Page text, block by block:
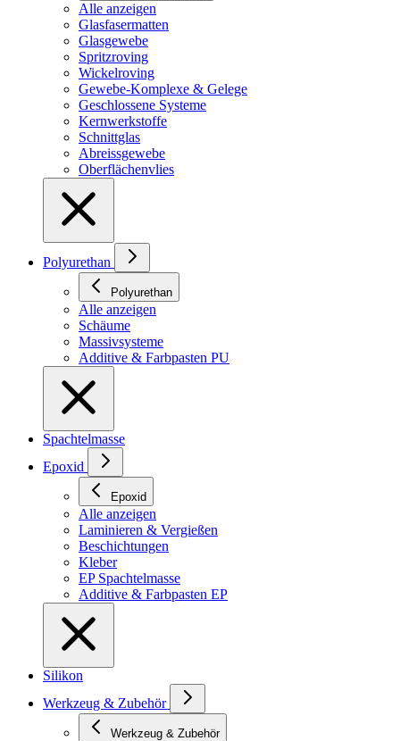
Alle anzeigen
Glasfasermatten
Glasgewebe
Spritzroving
Wickelroving
Gewebe-Komplexe & Gelege
Geschlossene Systeme
Kernwerkstoffe
Schnittglas
Abreissgewebe
Oberflächenvlies
Polyurethan
Polyurethan
Alle anzeigen
Schäume
Massivsysteme
Additive & Farbpasten PU
Spachtelmasse
Epoxid
Epoxid
Alle anzeigen
Laminieren & Vergießen
Beschichtungen
Kleber
EP Spachtelmasse
Additive & Farbpasten EP
Silikon
Werkzeug & Zubehör
Werkzeug & Zubehör